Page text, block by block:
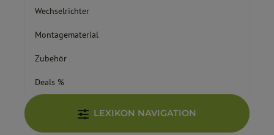
Wechselrichter
Montagematerial
Zubehör
Deals %
LEXIKON NAVIGATION